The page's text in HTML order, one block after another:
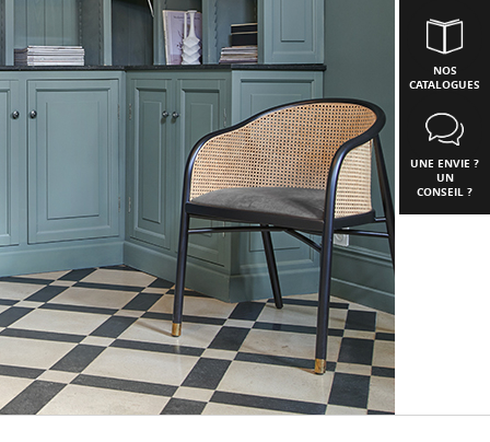
NOS
CATALOGUES
UNE ENVIE ?
UN
CONSEIL ?